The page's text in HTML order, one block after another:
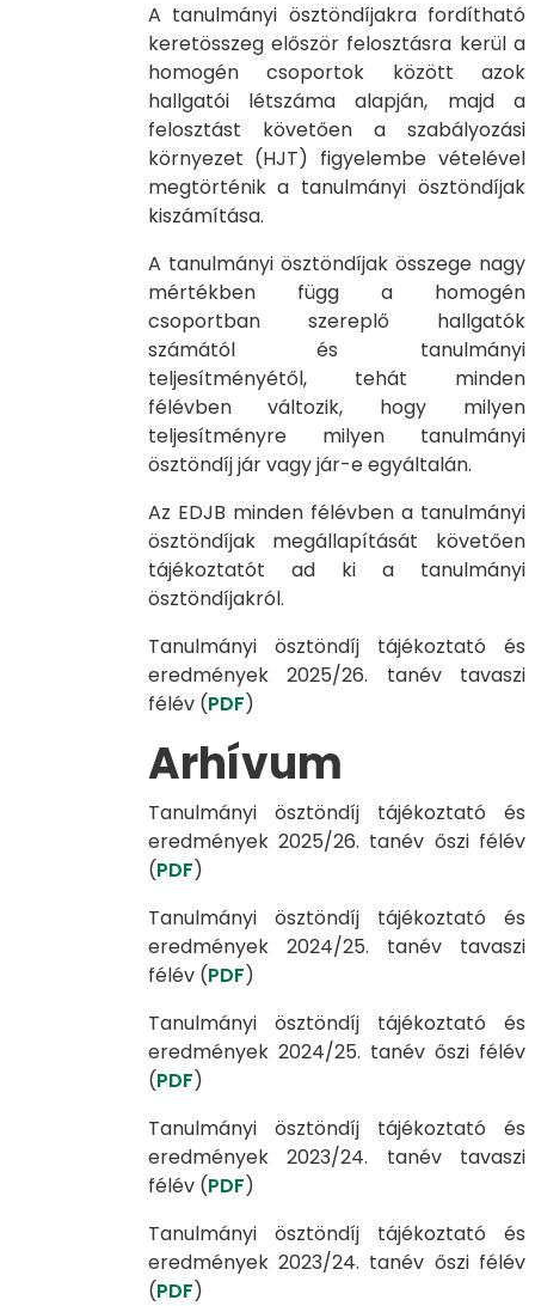
A tanulmányi ösztöndíjakra fordítható
keretösszeg először felosztásra kerül a
homogén csoportok között azok
hallgatói létszáma alapján, majd a
felosztást követően a szabályozási
környezet (HJT) figyelembe vételével
megtörténik a tanulmányi ösztöndíjak
kiszámítása.
A tanulmányi ösztöndíjak összege nagy
mértékben függ a homogén
csoportban szereplő hallgatók
számától és tanulmányi
teljesítményétől, tehát minden
félévben változik, hogy milyen
teljesítményre milyen tanulmányi
ösztöndíj jár vagy jár-e egyáltalán.
Az EDJB minden félévben a tanulmányi
ösztöndíjak megállapítását követően
tájékoztatót ad ki a tanulmányi
ösztöndíjakról.
Tanulmányi ösztöndíj tájékoztató és
eredmények 2025/26. tanév tavaszi
félév (PDF)
Arhívum
Tanulmányi ösztöndíj tájékoztató és
eredmények 2025/26. tanév őszi félév
(PDF)
Tanulmányi ösztöndíj tájékoztató és
eredmények 2024/25. tanév tavaszi
félév (PDF)
Tanulmányi ösztöndíj tájékoztató és
eredmények 2024/25. tanév őszi félév
(PDF)
Tanulmányi ösztöndíj tájékoztató és
eredmények 2023/24. tanév tavaszi
félév (PDF)
Tanulmányi ösztöndíj tájékoztató és
eredmények 2023/24. tanév őszi félév
(PDF)